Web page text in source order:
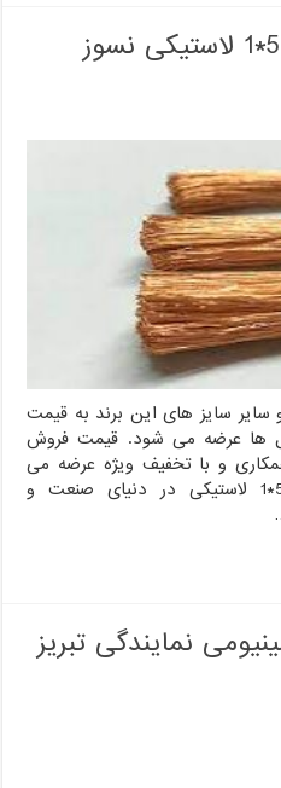
کابل جوش اردستان 50*1 لاستیکی نسوز
جوش اردستان سایز 50*1 و سایر سایز های این برند به قیمت
ها عرضه می شود. قیمت فروش
و با تخفیف ویژه عرضه می
شود. کابل جوش اردستان 50*1 لاستیکی در دنیای صنعت و
25*2 آلومینیومی نمایندگی تبریز